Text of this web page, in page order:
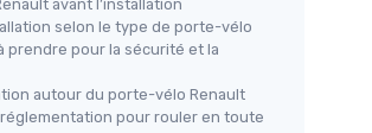
Arezzo - Porte-vélo
4 vélos (Noir, 50 kg)
avant l’installation
selon le type de porte-vélo
prendre pour la sécurité et la
autour du porte-vélo Renault
pour rouler en toute